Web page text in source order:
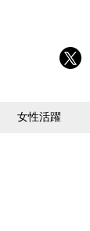
女性活躍